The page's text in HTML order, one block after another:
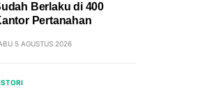
Berlaku di 400
Pertanahan
5 AGUSTUS 2026